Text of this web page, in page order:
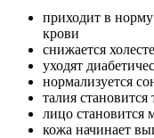
приходит в
крови
снижается
уходят
нормализуется
талия становится
лицо становится
кожа начинает